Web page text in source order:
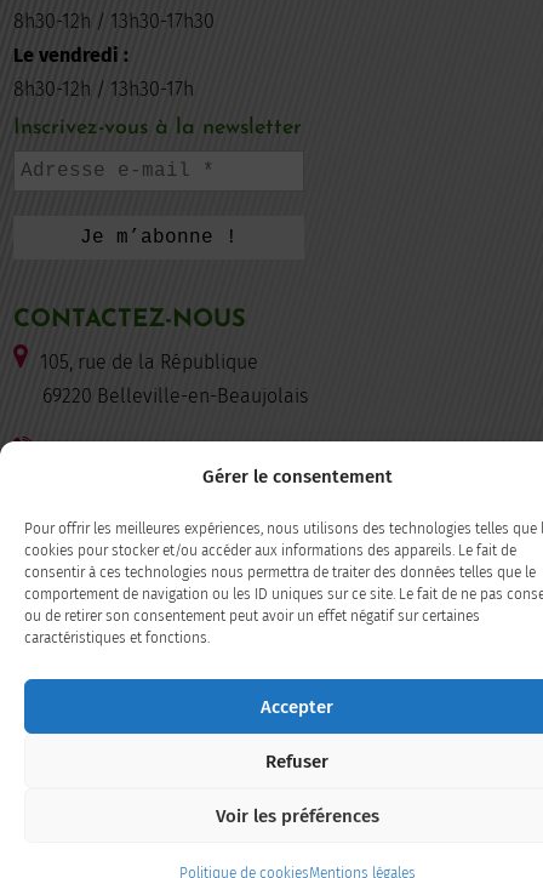
Gérer le consentement
Pour offrir les meilleures expériences, nous utilisons des technologies telles que
cookies pour stocker et/ou accéder aux informations des appareils. Le fait de
consentir à ces technologies nous permettra de traiter des données telles que le
comportement de navigation ou les ID uniques sur ce site. Le fait de ne pas
ou de retirer son consentement peut avoir un effet négatif sur certaines
caractéristiques et fonctions.
Accepter
Refuser
Voir les préférences
Politique de cookiesMentions légales
8h30-12h / 13h30-17h30
Le vendredi :
8h30-12h / 13h30-17h
Inscrivez-vous à la newsletter
CONTACTEZ-NOUS
105, rue de la République
69220 Belleville-en-Beaujolais
CONTACT
SUIVEZ-NOUS
politique de confidentialité / Mentions légales
Accessibilité : partiellement conforme